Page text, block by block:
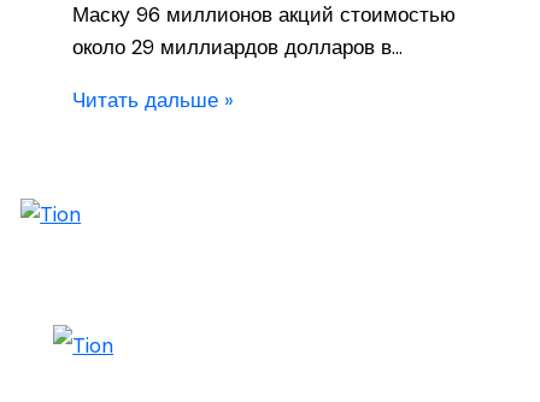
Маску 96 миллионов акций стоимостью
около 29 миллиардов долларов в…
Читать дальше »